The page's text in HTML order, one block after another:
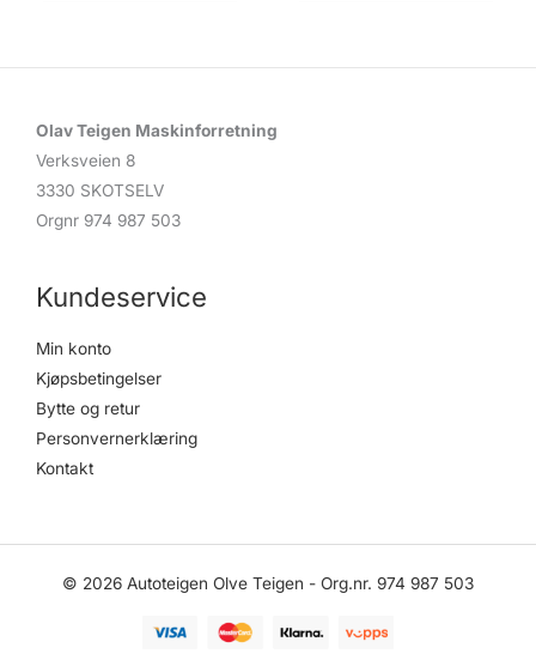
Olav Teigen Maskinforretning
Verksveien 8
3330 SKOTSELV
Orgnr 974 987 503
Kundeservice
Min konto
Kjøpsbetingelser
Bytte og retur
Personvernerklæring
Kontakt
© 2026 Autoteigen Olve Teigen - Org.nr. 974 987 503